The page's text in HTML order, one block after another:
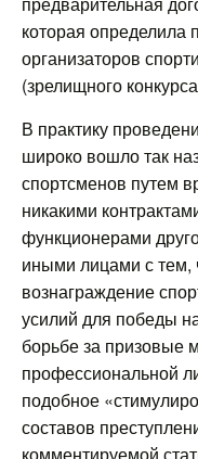
которая определила
организаторов
(зрелищного
В практику
широко вошло так
спортсменов путем
никакими
функционерами
иными лицами с тем,
вознаграждение
усилий для победы
борьбе за призовые
профессиональной
подобное
составов